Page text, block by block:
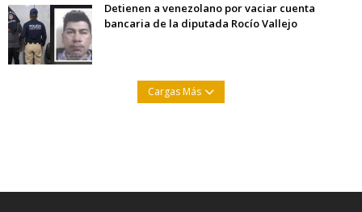
Detienen a venezolano por vaciar cuenta
bancaria de la diputada Rocío Vallejo
Cargas Más